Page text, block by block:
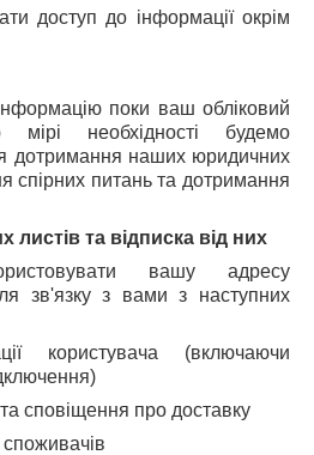
доступ до інформації окрім
поки ваш обліковий
необхідності будемо
дотримання наших юридичних
спірних питань та дотримання
листів та відписка від них
вашу адресу
зв'язку з вами з наступних
користувача (включаючи
сповіщення про доставку